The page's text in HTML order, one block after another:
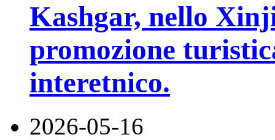
Kashgar, nello
promozione
interetnico.
2026-05-16